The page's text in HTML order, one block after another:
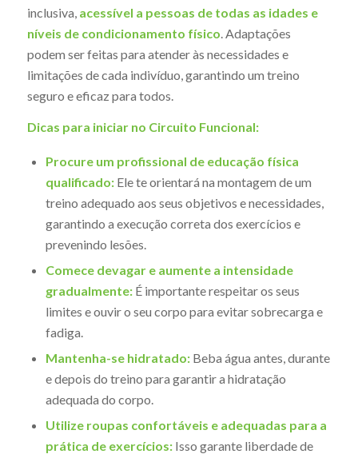
inclusiva, acessível a pessoas de todas as idades e
níveis de condicionamento físico . Adaptações
podem ser feitas para atender às necessidades e
limitações de cada indivíduo, garantindo um treino
seguro e eficaz para todos.
Dicas para iniciar no Circuito Funcional:
Procure um profissional de educação física
qualificado:Ele te orientará na montagem de um
treino adequado aos seus objetivos e necessidades,
garantindo a execução correta dos exercícios e
prevenindo lesões.
Comece devagar e aumente a intensidade
gradualmente:É importante respeitar os seus
limites e ouvir o seu corpo para evitar sobrecarga e
fadiga.
Mantenha-se hidratado:Beba água antes, durante
e depois do treino para garantir a hidratação
adequada do corpo.
Utilize roupas confortáveis e adequadas para a
prática de exercícios:Isso garante liberdade de